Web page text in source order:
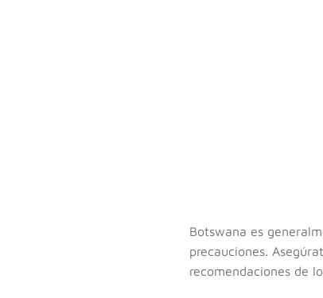
Botswana es
precauciones.
recomendaciones de